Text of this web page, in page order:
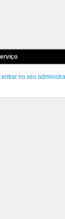
entrar no seu